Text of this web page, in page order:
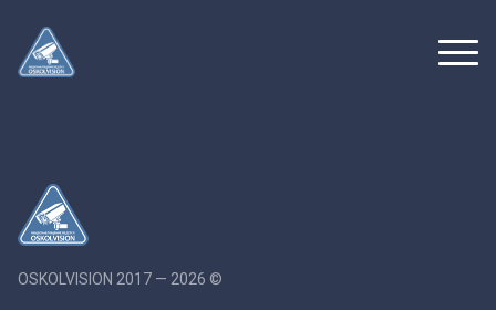
OSKOLVISION 2017 — 2026 ©